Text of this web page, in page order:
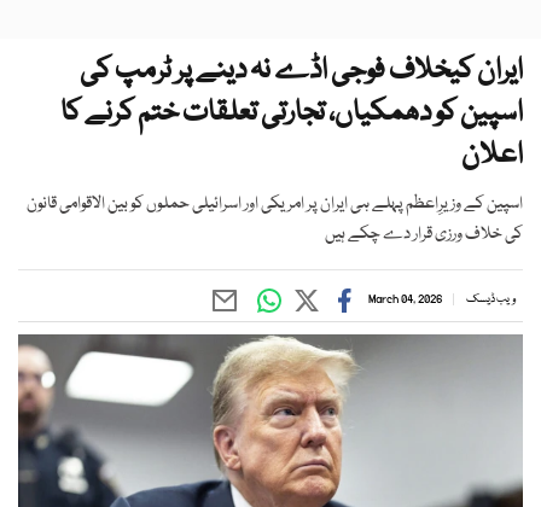
ایران کیخلاف فوجی اڈے نہ دینے پر ٹرمپ کی
اسپین کو دھمکیاں، تجارتی تعلقات ختم کرنے کا
اعلان
اسپین کے وزیرِاعظم پہلے ہی ایران پر امریکی اور اسرائیلی حملوں کو بین الاقوامی قانون
کی خلاف ورزی قرار دے چکے ہیں
ویب ڈیسک March 04, 2026